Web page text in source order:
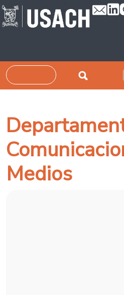
Passar para o conteúdo principal
Pesquisar
Medios